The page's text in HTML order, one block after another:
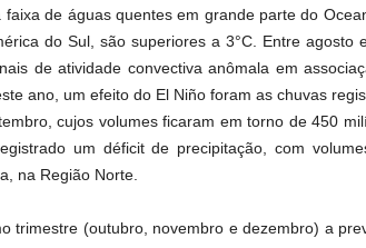
faixa de águas quentes em grande parte do
do Sul, são superiores a 3°C. Entre agosto
de atividade convectiva anômala em
ano, um efeito do El Niño foram as chuvas
cujos volumes ficaram em torno de 450
um déficit de precipitação, com
na Região Norte.
trimestre (outubro, novembro e dezembro) a